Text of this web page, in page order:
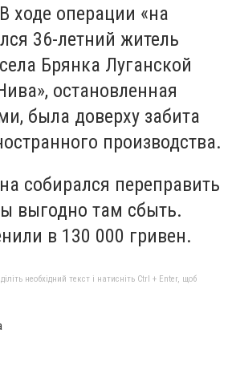
ходе операции «на
36-летний житель
Брянка Луганской
остановленная
была доверху забита
производства.
собирался переправить
выгодно там сбыть.
в 130 000 гривен.
необхідний текст і натисніть Ctrl + Enter, щоб